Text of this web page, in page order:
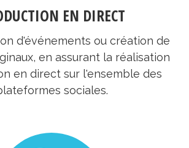
EN DIRECT
d'événements ou création de
en assurant la réalisation
en direct sur l'ensemble des
sociales.